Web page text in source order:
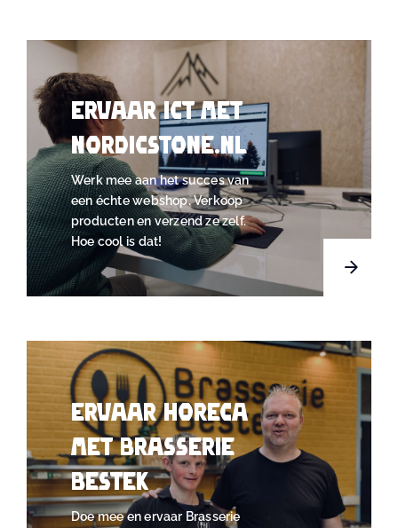
Ervaar ICT met
Nordicstone.nl
Werk mee aan het succes van
een échte webshop. Verkoop
producten en verzend ze zelf.
Hoe cool is dat!
Ervaar HORECA
met Brasserie
Bestek
Doe mee en ervaar Brasserie